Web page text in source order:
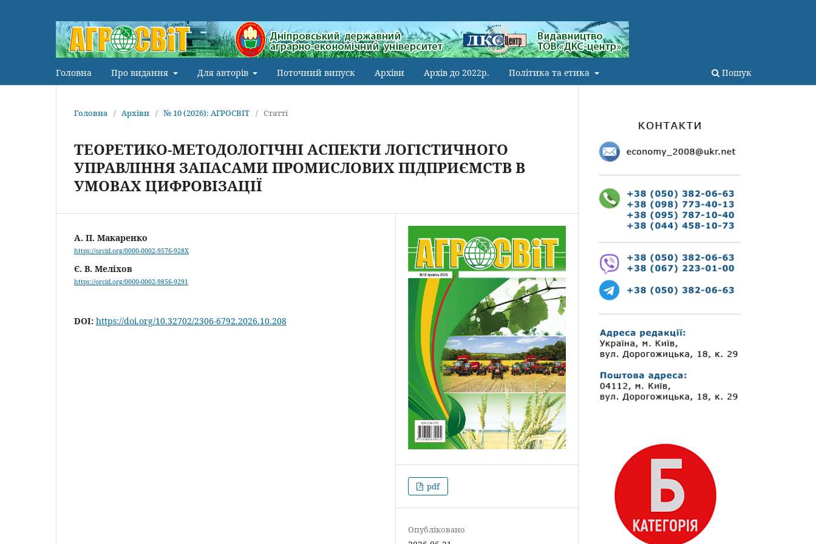
Головна Про видання Для авторів Поточний випуск Архіви Архів до 2022р. Політика та етика Пошук
Головна / Архіви / № 10 (2026): АГРОСВІТ / Статті
ТЕОРЕТИКО-МЕТОДОЛОГІЧНІ АСПЕКТИ ЛОГІСТИЧНОГО
УПРАВЛІННЯ ЗАПАСАМИ ПРОМИСЛОВИХ ПІДПРИЄМСТВ В
УМОВАХ ЦИФРОВІЗАЦІЇ
А. П. Макаренко
https://orcid.org/0000-0002-9576-928X
Є. В. Меліхов
https://orcid.org/0000-0002-9856-9291
DOI: https://doi.org/10.32702/2306-6792.2026.10.208
pdf
Опубліковано